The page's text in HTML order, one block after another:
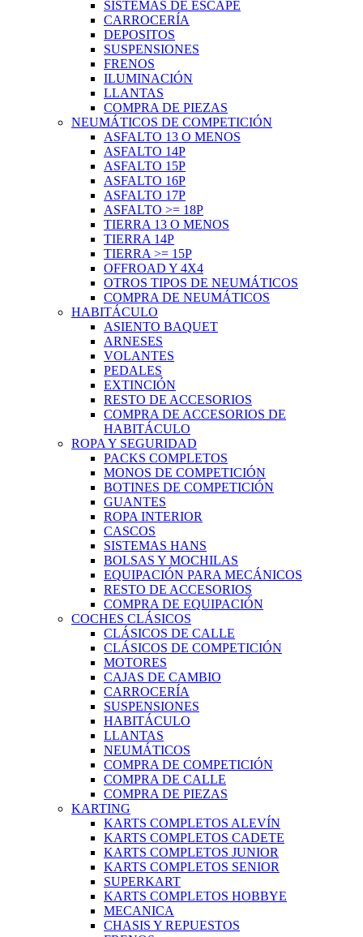
SISTEMAS DE ESCAPE
CARROCERÍA
DEPOSITOS
SUSPENSIONES
FRENOS
ILUMINACIÓN
LLANTAS
COMPRA DE PIEZAS
NEUMÁTICOS DE COMPETICIÓN
ASFALTO 13 O MENOS
ASFALTO 14P
ASFALTO 15P
ASFALTO 16P
ASFALTO 17P
ASFALTO >= 18P
TIERRA 13 O MENOS
TIERRA 14P
TIERRA >= 15P
OFFROAD Y 4X4
OTROS TIPOS DE NEUMÁTICOS
COMPRA DE NEUMÁTICOS
HABITÁCULO
ASIENTO BAQUET
ARNESES
VOLANTES
PEDALES
EXTINCIÓN
RESTO DE ACCESORIOS
COMPRA DE ACCESORIOS DE
HABITÁCULO
ROPA Y SEGURIDAD
PACKS COMPLETOS
MONOS DE COMPETICIÓN
BOTINES DE COMPETICIÓN
GUANTES
ROPA INTERIOR
CASCOS
SISTEMAS HANS
BOLSAS Y MOCHILAS
EQUIPACIÓN PARA MECÁNICOS
RESTO DE ACCESORIOS
COMPRA DE EQUIPACIÓN
COCHES CLÁSICOS
CLÁSICOS DE CALLE
CLÁSICOS DE COMPETICIÓN
MOTORES
CAJAS DE CAMBIO
CARROCERÍA
SUSPENSIONES
HABITÁCULO
LLANTAS
NEUMÁTICOS
COMPRA DE COMPETICIÓN
COMPRA DE CALLE
COMPRA DE PIEZAS
KARTING
KARTS COMPLETOS ALEVÍN
KARTS COMPLETOS CADETE
KARTS COMPLETOS JUNIOR
KARTS COMPLETOS SENIOR
SUPERKART
KARTS COMPLETOS HOBBYE
MECANICA
CHASIS Y REPUESTOS